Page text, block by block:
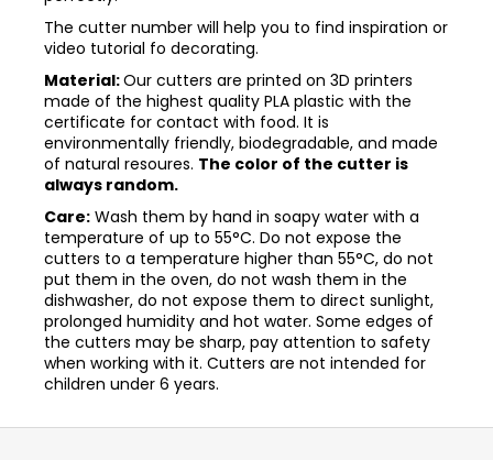
The cutter number will help you to find inspiration or
video tutorial fo decorating.
Material:Our cutters are printed on 3D printers
made of the highest quality PLA plastic with the
certificate for contact with food. It is
environmentally friendly, biodegradable, and made
of natural resoures. The color of the cutter is
always random.
Care: Wash them by hand in soapy water with a
temperature of up to 55°C. Do not expose the
cutters to a temperature higher than 55°C, do not
put them in the oven, do not wash them in the
dishwasher, do not expose them to direct sunlight,
prolonged humidity and hot water. Some edges of
the cutters may be sharp, pay attention to safety
when working with it. Cutters are not intended for
children under 6 years.
Z